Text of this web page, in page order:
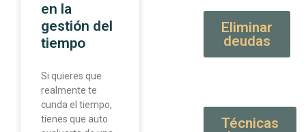
en la
gestión del
tiempo
Si quieres que
realmente te
cunda el tiempo,
tienes que auto
Eliminar
deudas
Técnicas